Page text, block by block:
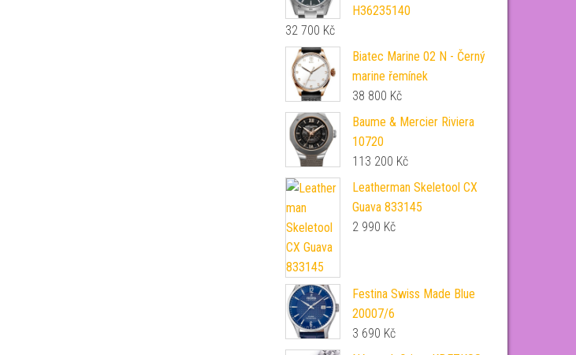
H36235140
32 700 Kč
Biatec Marine 02 N - Černý
marine řemínek
38 800 Kč
Baume & Mercier Riviera
10720
113 200 Kč
Leatherman Skeletool CX
Guava 833145
2 990 Kč
Festina Swiss Made Blue
20007/6
3 690 Kč